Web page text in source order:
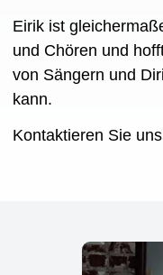
Eirik ist
und Chören und
von Sängern und
kann.
Kontaktieren Sie